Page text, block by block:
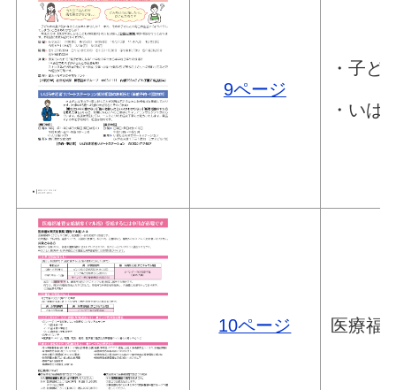
9ページ
・子ど
・いば
10ページ 医療福